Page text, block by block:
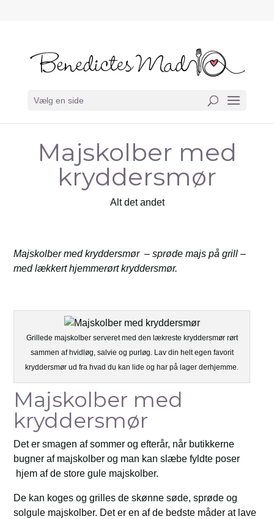
Vælg en side
Majskolber med
kryddersmør
Alt det andet
Majskolber med kryddersmør – sprøde majs på grill –
med lækkert hjemmerørt kryddersmør.
Grillede majskolber serveret med den lækreste kryddersmør rørt
sammen af hvidløg, salvie og purløg. Lav din helt egen favorit
kryddersmør ud fra hvad du kan lide og har på lager derhjemme.
Majskolber med
kryddersmør
Det er smagen af sommer og efterår, når butikkerne
bugner af majskolber og man kan slæbe fyldte poser
hjem af de store gule majskolber.
De kan koges og grilles de skønne søde, sprøde og
solgule majskolber. Det er en af de bedste måder at lave